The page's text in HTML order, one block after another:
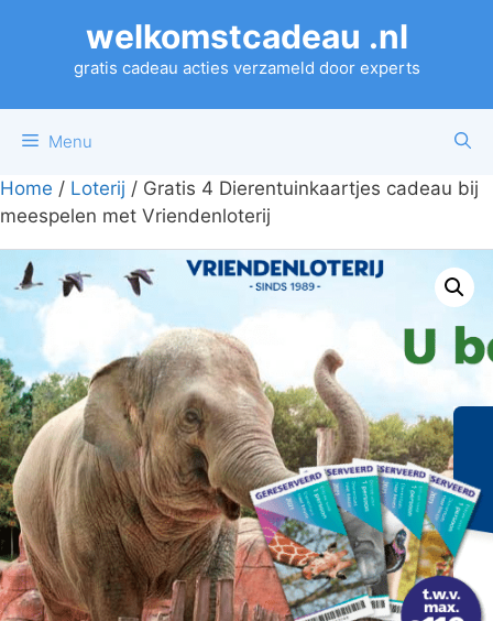
welkomstcadeau .nl
gratis cadeau acties verzameld door experts
Menu
Home / Loterij / Gratis 4 Dierentuinkaartjes cadeau bij
meespelen met Vriendenloterij